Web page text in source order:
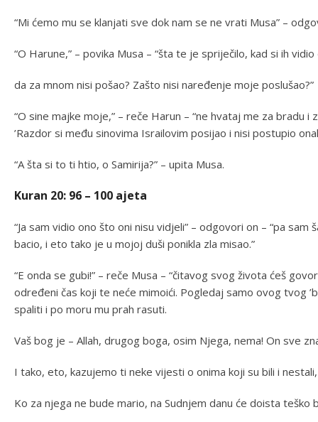
“Mi ćemo mu se klanjati sve dok nam se ne vrati Musa” –
“O Harune,” – povika Musa – “šta te je spriječilo, kad si ih
da za mnom nisi pošao? Zašto nisi naređenje moje poslušao?”
“O sine majke moje,” – reče Harun – “ne hvataj me za bradu i
’Razdor si među sinovima Israilovim posijao i nisi postupio
“A šta si to ti htio, o Samirija?” – upita Musa.
Kuran 20: 96 – 100 ajeta
“Ja sam vidio ono što oni nisu vidjeli” – odgovori on – “pa
bacio, i eto tako je u mojoj duši ponikla zla misao.”
“E onda se gubi!” – reče Musa – “čitavog svog života ćeš
određeni čas koji te neće mimoići. Pogledaj samo ovog tvog
spaliti i po moru mu prah rasuti.
Vaš bog je – Allah, drugog boga, osim Njega, nema! On sve
I tako, eto, kazujemo ti neke vijesti o onima koji su bili i
Ko za njega ne bude mario, na Sudnjem danu će doista teško